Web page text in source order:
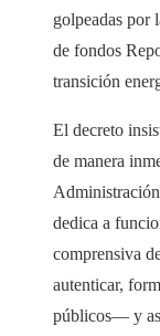
golpeadas por
de fondos
transición
El decreto
de manera
dedica a
comprensiva
autenticar,
públicos— y